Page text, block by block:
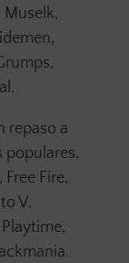
Muselk,
repaso a
populares,
, Free Fire,
V,